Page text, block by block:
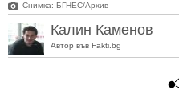
Снимка: БГНЕС/Архив
Калин Каменов
Автор във Fakti.bg